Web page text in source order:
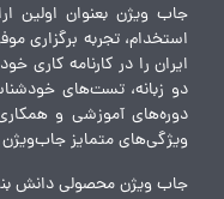
جاب ویژن بعنوان اولین
استخدام، تجربه برگزاری
ایران را در کارنامه کاری
دو زبانه، تست‌های
دوره‌های آموزشی و همکاری
ویژگی‌های متمایز
جاب ویژن محصولی دانش